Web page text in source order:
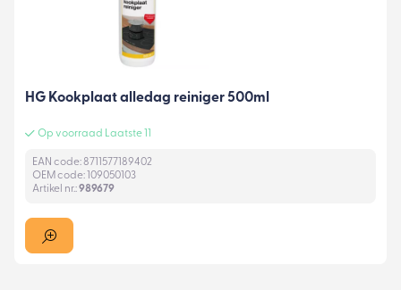
HG Kookplaat alledag reiniger 500ml
Op voorraad Laatste 11
EAN code: 8711577189402
OEM code: 109050103
Artikel nr.:989679